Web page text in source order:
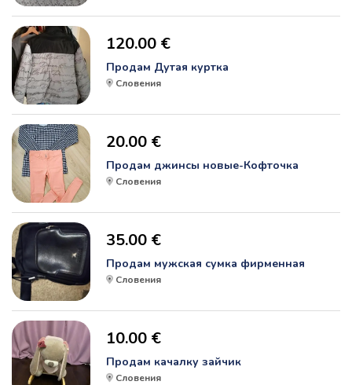
120.00 €
Продам Дутая куртка
Словения
20.00 €
Продам джинсы новые-Кофточка
Словения
35.00 €
Продам мужская сумка фирменная
Словения
10.00 €
Продам качалку зайчик
Словения